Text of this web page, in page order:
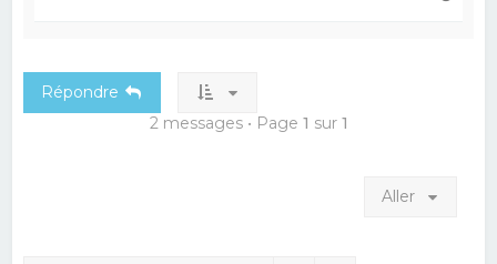
Répondre
2 messages • Page 1 sur 1
Aller